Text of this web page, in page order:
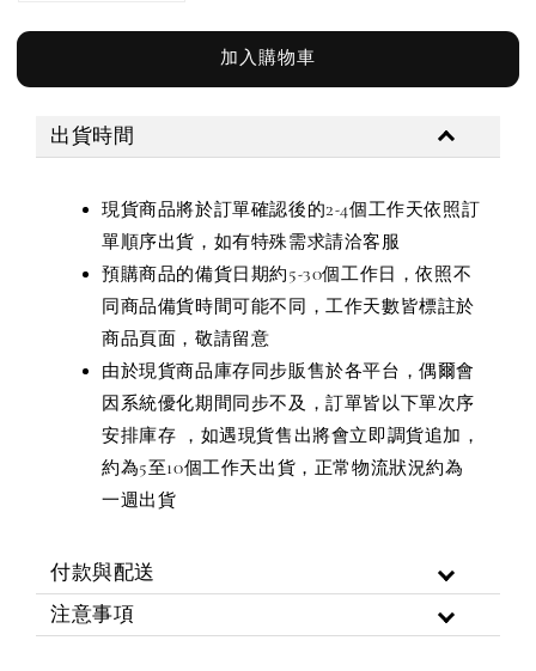
加入購物車
出貨時間
現貨商品將於訂單確認後的2-4個工作天依照訂
單順序出貨，如有特殊需求請洽客服
預購商品的備貨日期約5-30個工作日，依照不
同商品備貨時間可能不同，工作天數皆標註於
商品頁面，敬請留意
由於現貨商品庫存同步販售於各平台，偶爾會
因系統優化期間同步不及，訂單皆以下單次序
安排庫存 ，如遇現貨售出將會立即調貨追加，
約為5至10個工作天出貨，正常物流狀況約為
一週出貨
付款與配送
注意事項